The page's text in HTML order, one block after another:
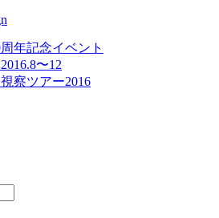
年記念イベント
〜12
察ツアー2016